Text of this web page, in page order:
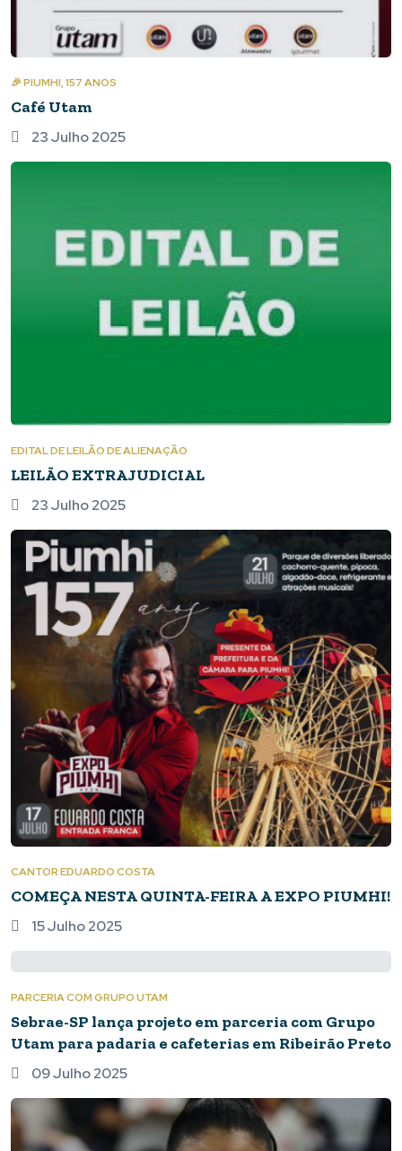
🎉 PIUMHI, 157 ANOS
Café Utam
23 Julho 2025
EDITAL DE LEILÃO DE ALIENAÇÃO
LEILÃO EXTRAJUDICIAL
23 Julho 2025
CANTOR EDUARDO COSTA
COMEÇA NESTA QUINTA-FEIRA A EXPO PIUMHI!
15 Julho 2025
PARCERIA COM GRUPO UTAM
Sebrae-SP lança projeto em parceria com Grupo
Utam para padaria e cafeterias em Ribeirão Preto
09 Julho 2025